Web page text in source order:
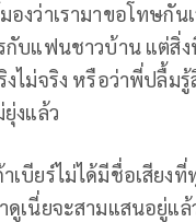
องว่าเรามาขอโทษกัน
กับแฟนชาวบ้าน แต่สิ่
งไม่จริง หรือว่าพี่ปลื้ม
ยุ่งแล้ว
เบียร์ไม่ได้มีชื่อเสีย
เนี่ยจะสามแสนอยู่แล้